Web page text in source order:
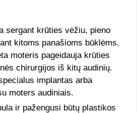
sergant krūties vėžiu, pieno
kitoms panašioms būklėms.
moteris pageidauja krūties
chirurgijos iš kitų audinių.
implantas arba
moters audiniais.
ir pažengusi būtų plastikos